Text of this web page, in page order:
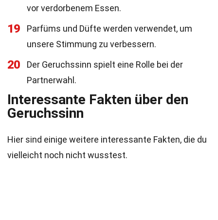
vor verdorbenem Essen.
19
Parfüms und Düfte werden verwendet, um
unsere Stimmung zu verbessern.
20
Der Geruchssinn spielt eine Rolle bei der
Partnerwahl.
Interessante Fakten über den
Geruchssinn
Hier sind einige weitere interessante Fakten, die du
vielleicht noch nicht wusstest.